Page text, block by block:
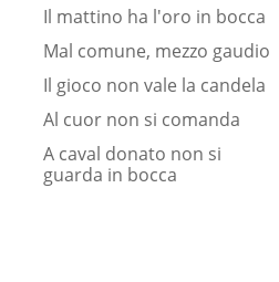
Il mattino ha l'oro in bocca
Mal comune, mezzo gaudio
Il gioco non vale la candela
Al cuor non si comanda
A caval donato non si
guarda in bocca